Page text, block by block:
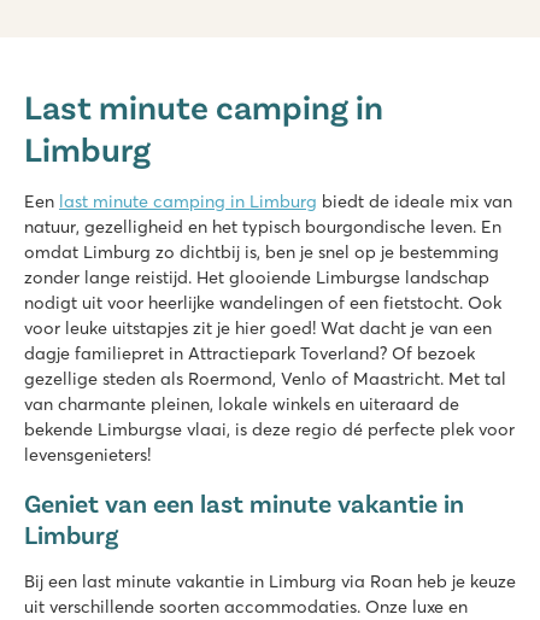
Nederland - - Limburg - Sevenum
★ ★ ★ ★
Zwembaden zowel binnen als buiten met glijbaan én
Uitgebreid entertainmentprogramma én binnenspeeltuin
Gelegen aan de prachtige Noord-Limburgse Peel
Last minute camping in
Limburg
Een last minute camping in Limburg biedt de ideale mix van
natuur, gezelligheid en het typisch bourgondische leven. En
omdat Limburg zo dichtbij is, ben je snel op je bestemming
zonder lange reistijd. Het glooiende Limburgse landschap
nodigt uit voor heerlijke wandelingen of een fietstocht. Ook
voor leuke uitstapjes zit je hier goed! Wat dacht je van een
dagje familiepret in Attractiepark Toverland? Of bezoek
gezellige steden als Roermond, Venlo of Maastricht. Met tal
van charmante pleinen, lokale winkels en uiteraard de
bekende Limburgse vlaai, is deze regio dé perfecte plek voor
levensgenieters!
Geniet van een last minute vakantie in
Limburg
Bij een last minute vakantie in Limburg via Roan heb je keuze
uit verschillende soorten accommodaties. Onze luxe en